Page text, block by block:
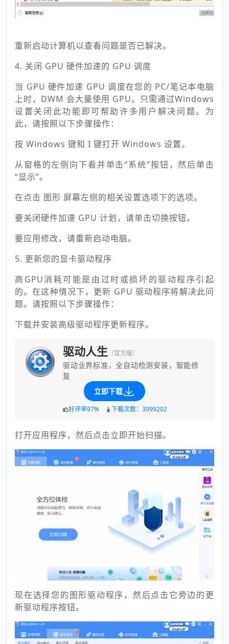
重新启动计算机以查看问题是否已解决。
4. 关闭 GPU 硬件加速的 GPU 调度
当 GPU 硬件加速 GPU 调度在您的 PC/笔记本电脑
上时，DWM 会大量使用 GPU。只需通过Windows
设置关闭此功能即可帮助许多用户解决问题。为
此，请按照以下步骤操作：
按 Windows 键和 I 键打开 Windows 设置。
从窗格的左侧向下看并单击“系统”按钮，然后单击
“显示”。
在点击 图形 屏幕左侧的相关设置选项下的选项。
要关闭硬件加速 GPU 计划，请单击切换按钮。
要应用修改，请重新启动电脑。
5. 更新您的显卡驱动程序
高GPU消耗可能是由过时或损坏的驱动程序引起
的。在这种情况下，更新 GPU 驱动程序将解决此问
题。请按照以下步骤操作：
下载并安装高级驱动程序更新程序。
驱动人生 （官方版）
驱动业界标准，全自动检测安装，智能修
复
立即下载
好评率97% 下载次数：3999202
打开应用程序，然后点击立即开始扫描。
现在选择您的图形驱动程序，然后点击它旁边的更
新驱动程序按钮。